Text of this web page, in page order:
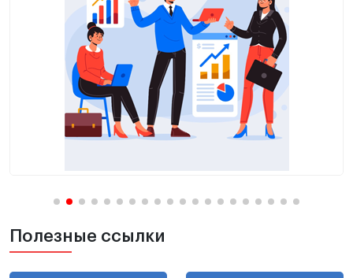
Полезные ссылки